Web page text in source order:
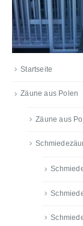
Startseite
Zäune aus Polen
Zäune aus